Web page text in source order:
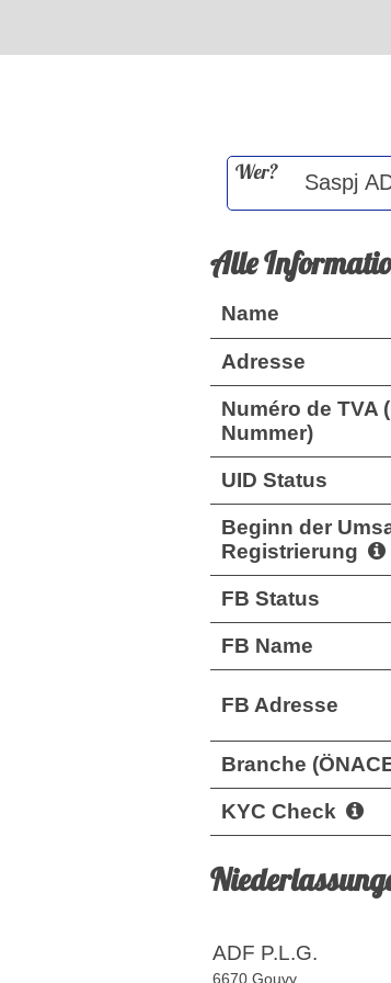
Wer?
Alle
Name
Adresse
Numéro de TVA
Nummer)
UID Status
Beginn der
Registrierung
FB Status
FB Name
FB Adresse
Branche
KYC Check
ADF P.L.G.
6670 Gouvy